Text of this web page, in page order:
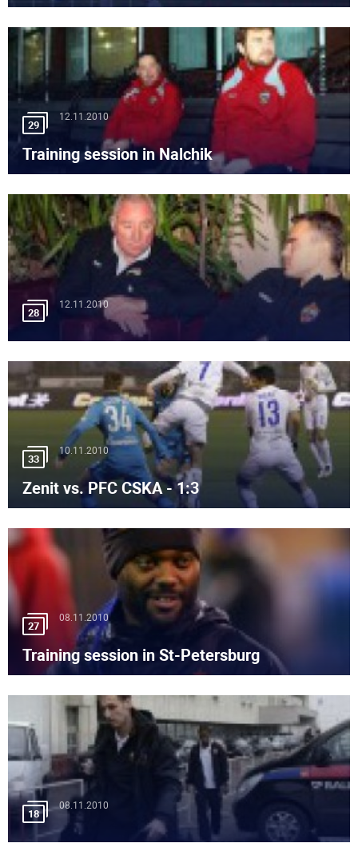
29
12.11.2010
Training session in Nalchik
28
12.11.2010
33
10.11.2010
Zenit vs. PFC CSKA - 1:3
27
08.11.2010
Training session in St-Petersburg
18
08.11.2010